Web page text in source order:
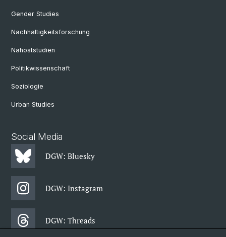
Gender Studies
Nachhaltigkeitsforschung
Nahoststudien
Politikwissenschaft
Soziologie
Urban Studies
Social Media
DGW: Bluesky
DGW: Instagram
DGW: Threads